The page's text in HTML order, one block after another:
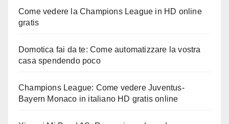
Come vedere la Champions League in HD online
gratis
Domotica fai da te: Come automatizzare la vostra
casa spendendo poco
Champions League: Come vedere Juventus-
Bayern Monaco in italiano HD gratis online